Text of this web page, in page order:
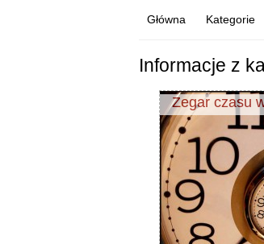
Główna Kategorie
Informacje z
Zegar czasu